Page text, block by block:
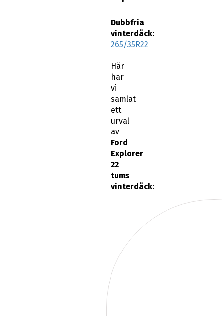
Dubbfria
vinterdäck:
265/35R22
Här
har
vi
samlat
ett
urval
av
Ford
Explorer
22
tums
vinterdäck: